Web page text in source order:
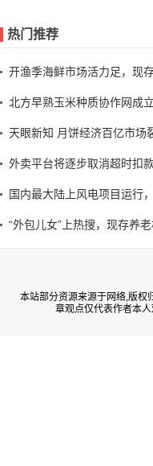
热门推荐
开渔季海鲜市场活力足，现
北方早熟玉米种质协作网成
天眼新知 月饼经济百亿市场
外卖平台将逐步取消超时扣
国内最大陆上风电项目运行
“外包儿女”上热搜，现存养
本站部分资源来源于网络,版权
章观点仅代表作者本